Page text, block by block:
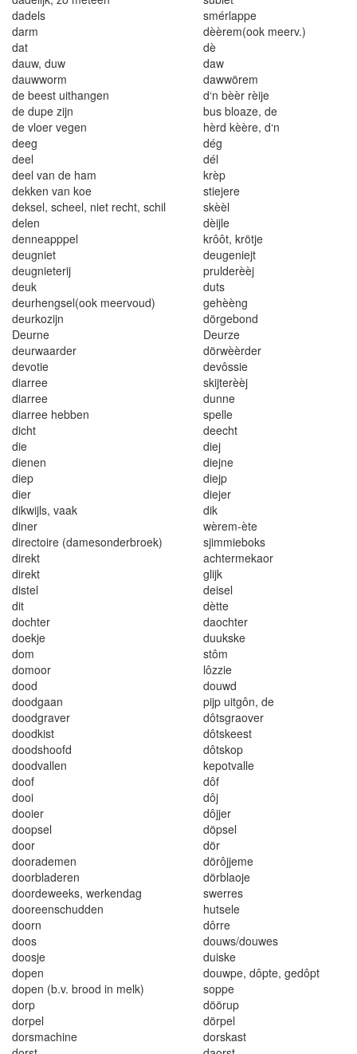
dadels
smérlappe
darm dèèrem(ook meerv.)
dat
dè
dauw, duw
daw
dauwworm dawwörem
de beest uithangen d‘n bèèr rèije
de dupe zijn bus bloaze, de
de vloer vegen hèrd kèère, d‘n
deeg
dég
deel
dél
deel van de ham
krèp
dekken van koe stiejere
deksel, scheel, niet recht, schil skèèl
delen
dèijle
denneapppel krôôt, krötje
deugniet
deugeniejt
deugnieterij prulderèèj
deuk duts
deurhengsel(ook meervoud)
gehèèng
deurkozijn dörgebond
Deurne Deurze
deurwaarder
dörwèèrder
devotie devôssie
diarree skijterèèj
diarree
dunne
diarree hebben spelle
dicht
deecht
die
diej
dienen diejne
diep diejp
dier diejer
dikwijls, vaak dik
diner
wèrem-ète
directoire (damesonderbroek) sjimmieboks
direkt
achtermekaor
direkt
glijk
distel deisel
dit
dètte
dochter
daochter
doekje duukske
dom
stôm
domoor lôzzie
dood
douwd
doodgaan
pijp uitgôn, de
doodgraver dôtsgraover
doodkist dôtskeest
doodshoofd dôtskop
doodvallen
kepotvalle
doof
dôf
dooi dôj
dooier
dôjjer
doopsel döpsel
door dör
doorademen dörôjjeme
doorbladeren dörblaoje
doordeweeks, werkendag swerres
dooreenschudden
hutsele
doorn dôrre
doos
douws/douwes
doosje
duiske
dopen
douwpe, dôpte, gedôpt
dopen (b.v. brood in melk) soppe
dorp
döörup
dorpel
dörpel
dorsmachine dorskast